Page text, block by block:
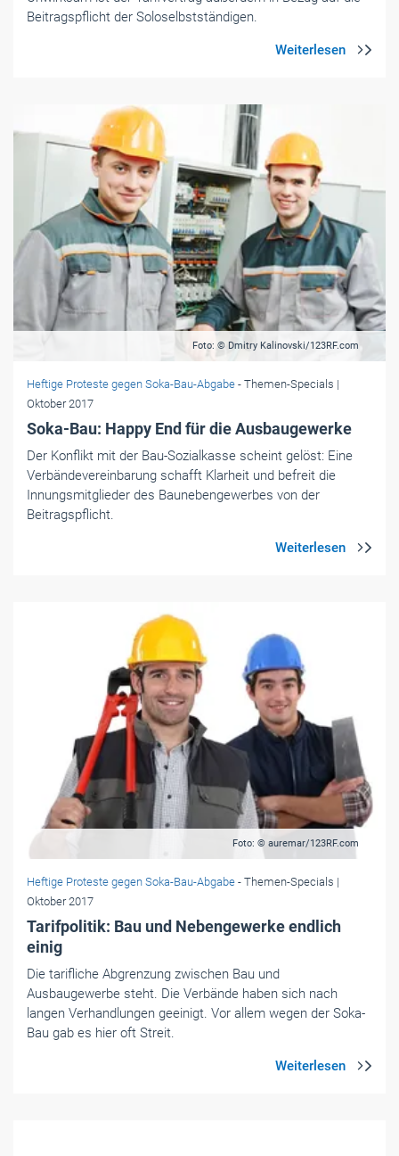
Beitragspflicht der Soloselbstständigen.
Foto: © Dmitry Kalinovski/123RF.com
Heftige Proteste gegen Soka-Bau-Abgabe - Themen-Specials |
Oktober 2017
Soka-Bau: Happy End für die Ausbaugewerke
Der Konflikt mit der Bau-Sozialkasse scheint gelöst: Eine
Verbändevereinbarung schafft Klarheit und befreit die
Innungsmitglieder des Baunebengewerbes von der
Beitragspflicht.
Foto: © auremar/123RF.com
Heftige Proteste gegen Soka-Bau-Abgabe - Themen-Specials |
Oktober 2017
Tarifpolitik: Bau und Nebengewerke endlich
einig
Die tarifliche Abgrenzung zwischen Bau und
Ausbaugewerbe steht. Die Verbände haben sich nach
langen Verhandlungen geeinigt. Vor allem wegen der Soka-
Bau gab es hier oft Streit.